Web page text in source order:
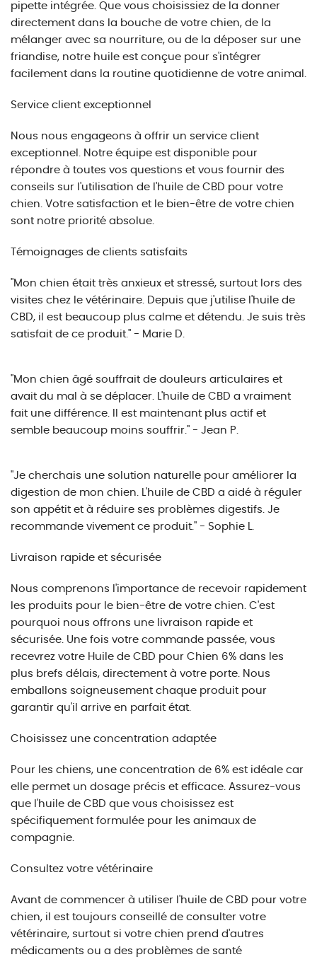
pipette intégrée. Que vous choisissiez de la donner
directement dans la bouche de votre chien, de la
mélanger avec sa nourriture, ou de la déposer sur une
friandise, notre huile est conçue pour s'intégrer
facilement dans la routine quotidienne de votre animal.
Service client exceptionnel
Nous nous engageons à offrir un service client
exceptionnel. Notre équipe est disponible pour
répondre à toutes vos questions et vous fournir des
conseils sur l'utilisation de l'huile de CBD pour votre
chien. Votre satisfaction et le bien-être de votre chien
sont notre priorité absolue.
Témoignages de clients satisfaits
"Mon chien était très anxieux et stressé, surtout lors des
visites chez le vétérinaire. Depuis que j'utilise l'huile de
CBD, il est beaucoup plus calme et détendu. Je suis très
satisfait de ce produit." - Marie D.
"Mon chien âgé souffrait de douleurs articulaires et
avait du mal à se déplacer. L'huile de CBD a vraiment
fait une différence. Il est maintenant plus actif et
semble beaucoup moins souffrir." - Jean P.
"Je cherchais une solution naturelle pour améliorer la
digestion de mon chien. L'huile de CBD a aidé à réguler
son appétit et à réduire ses problèmes digestifs. Je
recommande vivement ce produit." - Sophie L.
Livraison rapide et sécurisée
Nous comprenons l'importance de recevoir rapidement
les produits pour le bien-être de votre chien. C'est
pourquoi nous offrons une livraison rapide et
sécurisée. Une fois votre commande passée, vous
recevrez votre Huile de CBD pour Chien 6% dans les
plus brefs délais, directement à votre porte. Nous
emballons soigneusement chaque produit pour
garantir qu'il arrive en parfait état.
Choisissez une concentration adaptée
Pour les chiens, une concentration de 6% est idéale car
elle permet un dosage précis et efficace. Assurez-vous
que l'huile de CBD que vous choisissez est
spécifiquement formulée pour les animaux de
compagnie.
Consultez votre vétérinaire
Avant de commencer à utiliser l'huile de CBD pour votre
chien, il est toujours conseillé de consulter votre
vétérinaire, surtout si votre chien prend d'autres
médicaments ou a des problèmes de santé